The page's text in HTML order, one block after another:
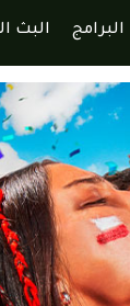
البرامج البث